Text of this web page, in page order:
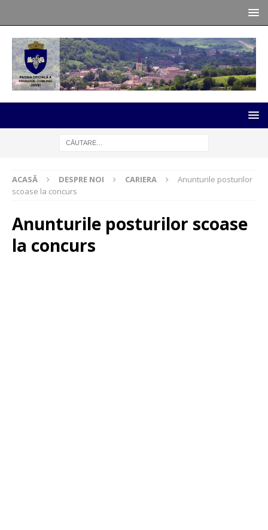
ACASĂ DESPRE NOI CARIERA
Anunturile posturilor
scoase la concurs
Anunturile posturilor scoase
la concurs